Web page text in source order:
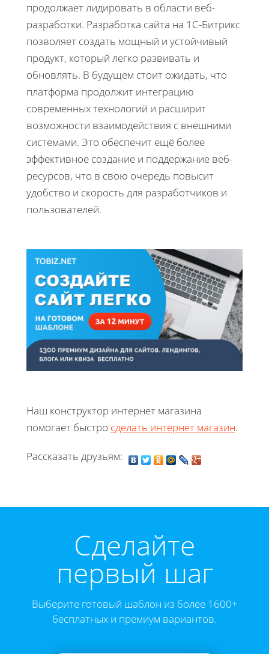
продолжает лидировать в области веб-
разработки. Разработка сайта на 1С-Битрикс
позволяет создать мощный и устойчивый
продукт, который легко развивать и
обновлять. В будущем стоит ожидать, что
платформа продолжит интеграцию
современных технологий и расширит
возможности взаимодействия с внешними
системами. Это обеспечит ещё более
эффективное создание и поддержание веб-
ресурсов, что в свою очередь повысит
удобство и скорость для разработчиков и
пользователей.
Наш конструктор интернет магазина
помогает быстро сделать интернет магазин.
Рассказать друзьям:
Cделайте
первый шаг
Выберите готовый шаблон из более 1600+
бесплатных и премиум вариантов.